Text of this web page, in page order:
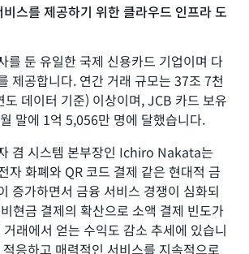
스를 제공하기 위한 클라우드 인프라 도
를 둔 유일한 국제 신용카드 기업이며 다
제공합니다. 연간 거래 규모는 37조 7천
데이터 기준) 이상이며, JCB 카드 보유
말에 1억 5,056만 명에 달했습니다.
겸 시스템 본부장인 Ichiro Nakata는
자 화폐와 QR 코드 결제 같은 현대적 금
증가하면서 금융 서비스 경쟁이 심화되
현금 결제의 확산으로 소액 결제 빈도가
래에서 얻는 수익도 감소 추세에 있습니
응하고 매력적인 서비스를 지속적으로